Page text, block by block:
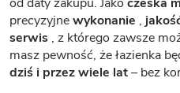
precyzyjnewykonanie ,
serwis , z którego zawsze
masz pewność, że łazienka
dziś i przez wiele lat– bez